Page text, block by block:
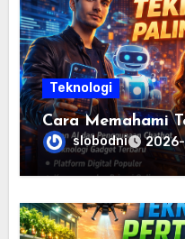
Teknologi
Cara Memahami
slobodni